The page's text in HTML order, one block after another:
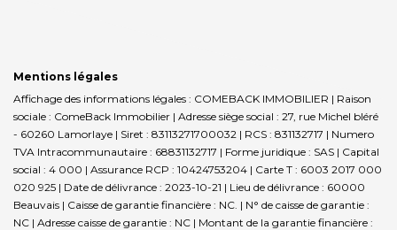
Mentions légales
Affichage des informations légales : COMEBACK IMMOBILIER | Raison
sociale : ComeBack Immobilier | Adresse siège social : 27, rue Michel bléré
- 60260 Lamorlaye | Siret : 83113271700032 | RCS : 831132717 | Numero
TVA Intracommunautaire : 68831132717 | Forme juridique : SAS | Capital
social : 4 000 | Assurance RCP : 10424753204 | Carte T : 6003 2017 000
020 925 | Date de délivrance : 2023-10-21 | Lieu de délivrance : 60000
Beauvais | Caisse de garantie financière : NC. | N° de caisse de garantie :
NC | Adresse caisse de garantie : NC | Montant de la garantie financière :